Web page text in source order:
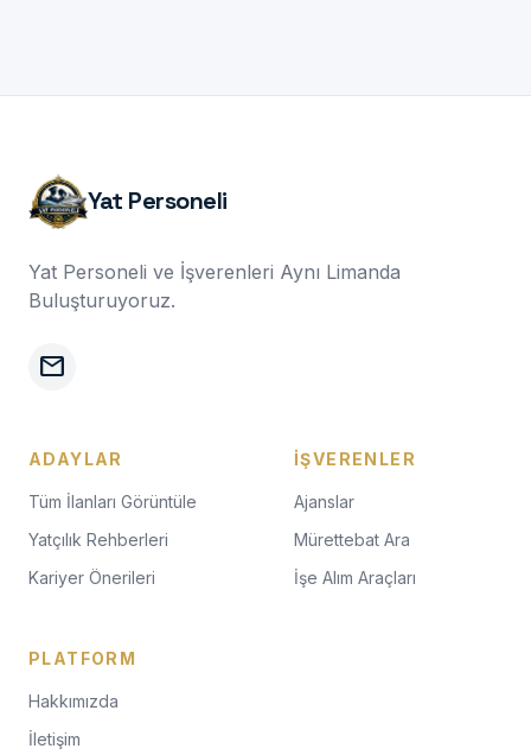
Yat Personeli
Yat Personeli ve İşverenleri Aynı Limanda
Buluşturuyoruz.
mail
ADAYLAR
Tüm İlanları Görüntüle
Yatçılık Rehberleri
Kariyer Önerileri
İŞVERENLER
Ajanslar
Mürettebat Ara
İşe Alım Araçları
PLATFORM
Hakkımızda
İletişim